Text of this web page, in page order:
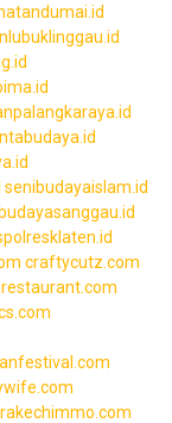
senibudayaislam.id
craftycutz.com